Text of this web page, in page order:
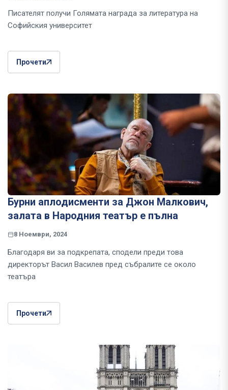
Писателят получи Голямата награда за литература на
Софийския университет
Прочети
Бурни аплодисменти за Джон Малкович,
залата в Народния театър е пълна
8 Ноември, 2024
Благодаря ви за подкрепата, сподели преди това
директорът Васил Василев пред събралите се около
театъра
Прочети